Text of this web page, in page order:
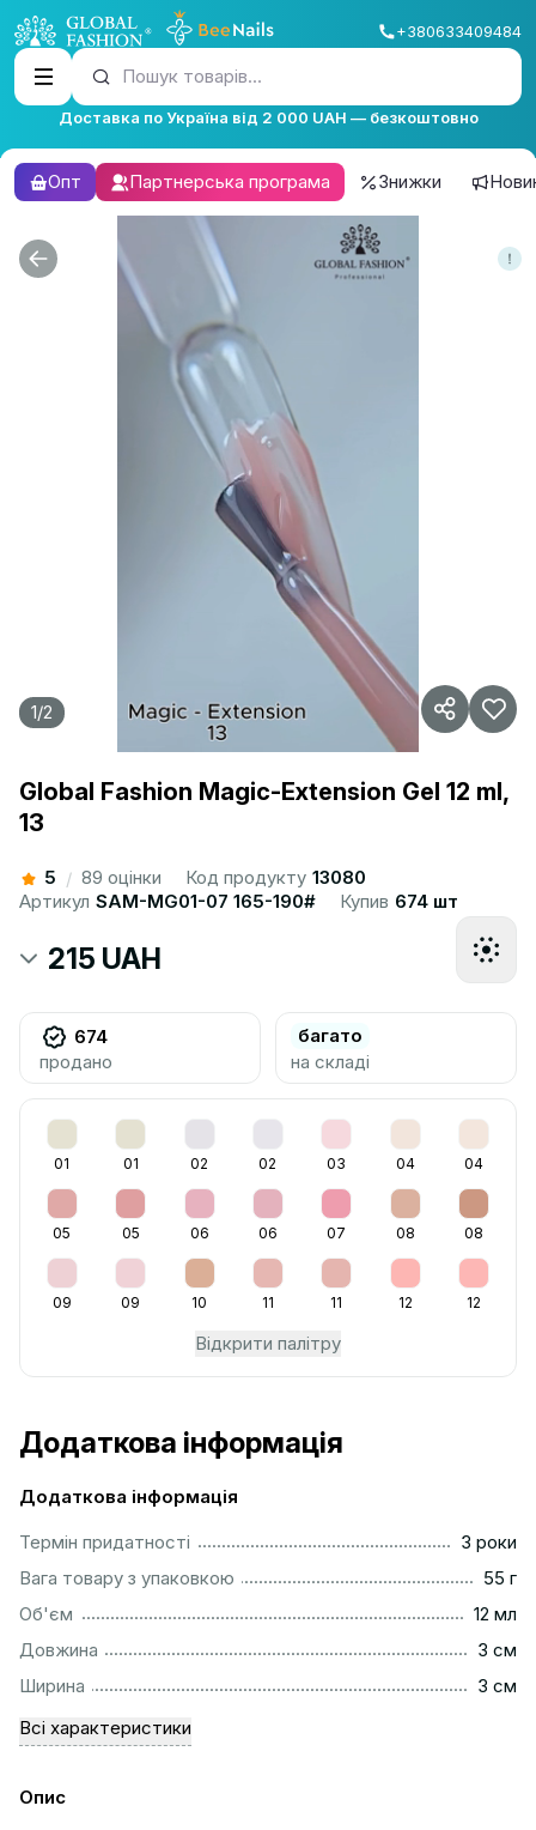
+380633409484
Пошук товарів...
Доставка по Україна від 2 000 UAH — безкоштовно
Опт Партнерська програма Знижки
1/2
Global Fashion Magic-Extension Gel 12 ml,
13
5 / 89 оцінки Код продукту 13080
Артикул SAM-MG01-07 165-190# Купив 674 шт
215 UAH
674
продано
багато
на складі
01 01 02 02 03 04 04
05 05 06 06 07 08 08
09 09 10 11 11 12 12
Відкрити палітру
Додаткова інформація
Додаткова інформація
Термін придатності
3 роки
Вага товару з упаковкою
55 г
Об'єм
12 мл
Довжина
3 см
Ширина
3 см
Всі характеристики
Опис